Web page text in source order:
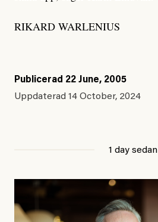
RIKARD WARLENIUS
Publicerad 22 June, 2005
Uppdaterad 14 October, 2024
1 day sedan